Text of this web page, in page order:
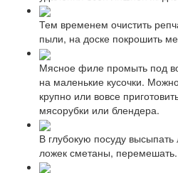
Тем временем очистить
пыли, на доске покрошить
Мясное филе промыть под
на маленькие кусочки.
крупно или вовсе
мясорубки или блендера.
В глубокую посуду высыпать
ложек сметаны, перемешать.